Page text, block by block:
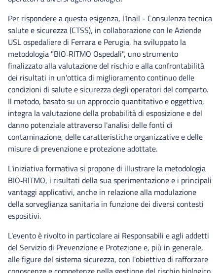
Per rispondere a questa esigenza, l'Inail - Consulenza tecnica
salute e sicurezza (CTSS), in collaborazione con le Aziende
USL ospedaliere di Ferrara e Perugia, ha sviluppato la
metodologia "BIO‑RITMO Ospedali", uno strumento
finalizzato alla valutazione del rischio e alla confrontabilità
dei risultati in un'ottica di miglioramento continuo delle
condizioni di salute e sicurezza degli operatori del comparto.
Il metodo, basato su un approccio quantitativo e oggettivo,
integra la valutazione della probabilità di esposizione e del
danno potenziale attraverso l'analisi delle fonti di
contaminazione, delle caratteristiche organizzative e delle
misure di prevenzione e protezione adottate.
L'iniziativa formativa si propone di illustrare la metodologia
BIO‑RITMO, i risultati della sua sperimentazione e i principali
vantaggi applicativi, anche in relazione alla modulazione
della sorveglianza sanitaria in funzione dei diversi contesti
espositivi.
L'evento è rivolto in particolare ai Responsabili e agli addetti
del Servizio di Prevenzione e Protezione e, più in generale,
alle figure del sistema sicurezza, con l'obiettivo di rafforzare